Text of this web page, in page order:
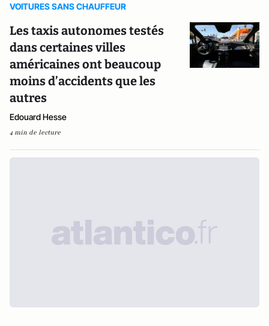
VOITURES SANS CHAUFFEUR
Les taxis autonomes testés
dans certaines villes
américaines ont beaucoup
moins d’accidents que les
autres
Edouard Hesse
4 min de lecture